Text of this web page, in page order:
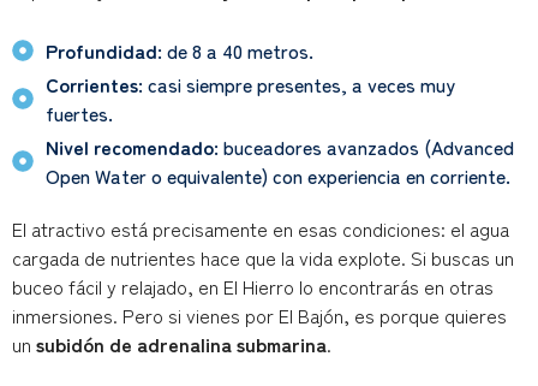
Profundidad: de 8 a 40 metros.
Corrientes: casi siempre presentes, a veces muy
fuertes.
Nivel recomendado: buceadores avanzados (Advanced
Open Water o equivalente) con experiencia en corriente.
El atractivo está precisamente en esas condiciones: el agua
cargada de nutrientes hace que la vida explote. Si buscas un
buceo fácil y relajado, en El Hierro lo encontrarás en otras
inmersiones. Pero si vienes por El Bajón, es porque quieres
un subidón de adrenalina submarina.